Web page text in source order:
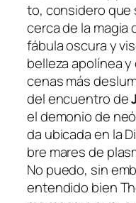
to, con­si­de­ro que
cer­ca de la ma­gia
fá­bu­la os­cu­ra y
be­lle­za apo­lí­nea
ce­nas más
del en­cuen­tro de
el de­mo­nio de
da ubi­ca­da en la
bre ma­res de
No pue­do, sin
en­ten­di­do bien